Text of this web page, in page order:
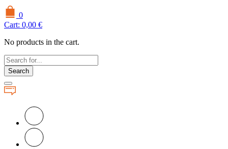
0
Cart: 0,00 €
No products in the cart.
Search